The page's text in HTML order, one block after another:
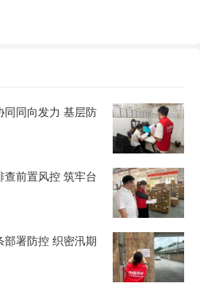
同同向发力 基层防
查前置风控 筑牢台
部署防控 织密汛期